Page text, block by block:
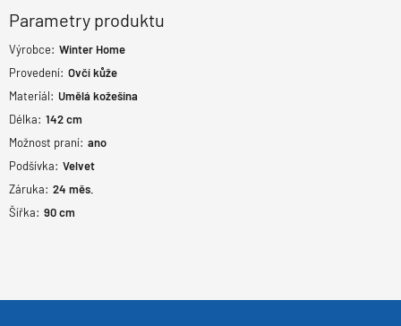
Parametry produktu
Výrobce: Winter Home
Provedení: Ovčí kůže
Materiál: Umělá kožešina
Délka: 142cm
Možnost praní: ano
Podšívka: Velvet
Záruka: 24 měs.
Šířka: 90cm